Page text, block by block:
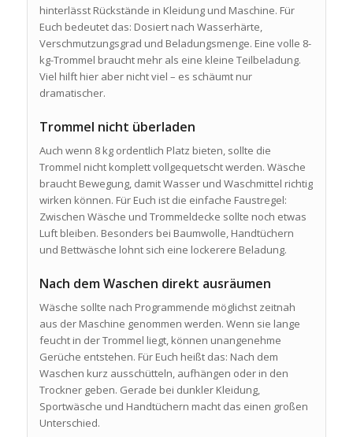
hinterlässt Rückstände in Kleidung und Maschine. Für
Euch bedeutet das: Dosiert nach Wasserhärte,
Verschmutzungsgrad und Beladungsmenge. Eine volle 8-
kg-Trommel braucht mehr als eine kleine Teilbeladung.
Viel hilft hier aber nicht viel – es schäumt nur
dramatischer.
Trommel nicht überladen
Auch wenn 8 kg ordentlich Platz bieten, sollte die
Trommel nicht komplett vollgequetscht werden. Wäsche
braucht Bewegung, damit Wasser und Waschmittel richtig
wirken können. Für Euch ist die einfache Faustregel:
Zwischen Wäsche und Trommeldecke sollte noch etwas
Luft bleiben. Besonders bei Baumwolle, Handtüchern
und Bettwäsche lohnt sich eine lockerere Beladung.
Nach dem Waschen direkt ausräumen
Wäsche sollte nach Programmende möglichst zeitnah
aus der Maschine genommen werden. Wenn sie lange
feucht in der Trommel liegt, können unangenehme
Gerüche entstehen. Für Euch heißt das: Nach dem
Waschen kurz ausschütteln, aufhängen oder in den
Trockner geben. Gerade bei dunkler Kleidung,
Sportwäsche und Handtüchern macht das einen großen
Unterschied.